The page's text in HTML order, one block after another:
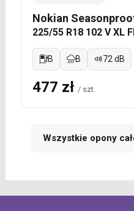
Nokian
225/55 R18 102 V XL
B B 72 dB
477 zł / szt.
Wszystkie opony